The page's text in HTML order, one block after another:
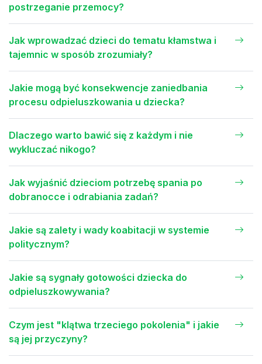
postrzeganie przemocy?
Jak wprowadzać dzieci do tematu kłamstwa i
tajemnic w sposób zrozumiały?
Jakie mogą być konsekwencje zaniedbania
procesu odpieluszkowania u dziecka?
Dlaczego warto bawić się z każdym i nie
wykluczać nikogo?
Jak wyjaśnić dzieciom potrzebę spania po
dobranocce i odrabiania zadań?
Jakie są zalety i wady koabitacji w systemie
politycznym?
Jakie są sygnały gotowości dziecka do
odpieluszkowywania?
Czym jest "klątwa trzeciego pokolenia" i jakie
są jej przyczyny?